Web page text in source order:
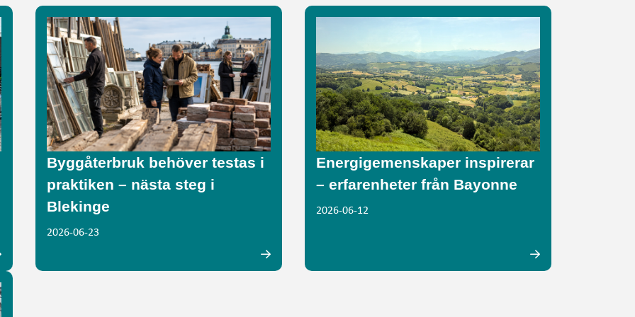
Byggåterbruk behöver testas i
praktiken – nästa steg i
Blekinge
2026-06-23
Energigemenskaper inspirerar
– erfarenheter från Bayonne
2026-06-12